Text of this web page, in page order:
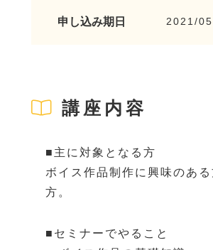
申し込み期日 2021/
講座内容
■主に対象となる方
ボイス作品制作に興味のあ
方。
■セミナーでやること